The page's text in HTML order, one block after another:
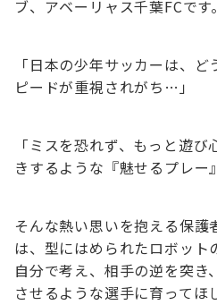
ブ、アベーリャス千葉FCです。
「日本の少年サッカーは、
ピードが重視されがち…」
「ミスを恐れず、もっと遊
きするような『魅せるプレー
そんな熱い思いを抱える保護
は、型にはめられたロボット
自分で考え、相手の逆を突き
させるような選手に育ってほ